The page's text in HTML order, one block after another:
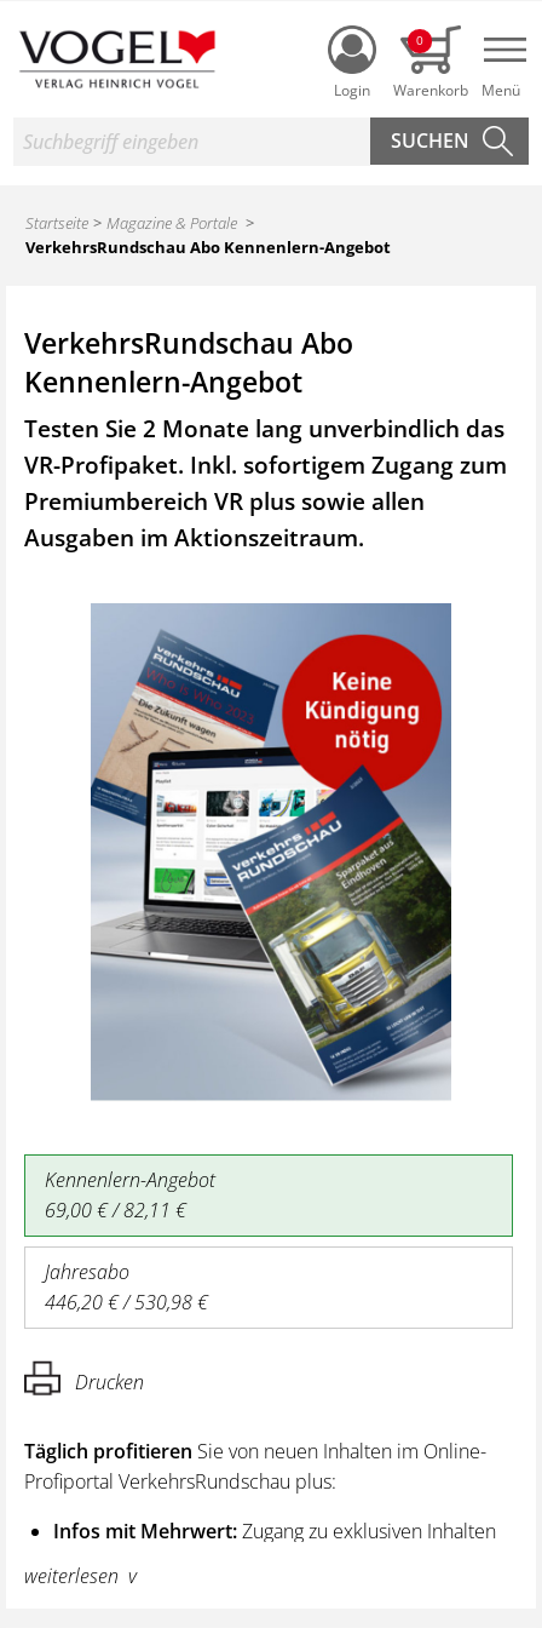
Login
0
Suche
Startseite
Magazine & Portale
VerkehrsRundschau Abo Kennenlern-Angebot
VerkehrsRundschau Abo
Kennenlern-Angebot
Testen Sie 2 Monate lang unverbindlich das
VR-Profipaket. Inkl. sofortigem Zugang zum
Premiumbereich VR plus sowie allen
Ausgaben im Aktionszeitraum.
Kennenlern-Angebot
69,00 € / 82,11 €
Jahresabo
446,20 € / 530,98 €
Drucken
Täglich profitieren Sie von neuen Inhalten im Online-
Profiportal VerkehrsRundschau plus:
Infos mit Mehrwert:Zugang zu exklusiven Inhalten
und Hintergrundwissen – von aktuellen Regelungen
wie z. B. bei den Lenk- und Ruhezeiten,
weiterlesen